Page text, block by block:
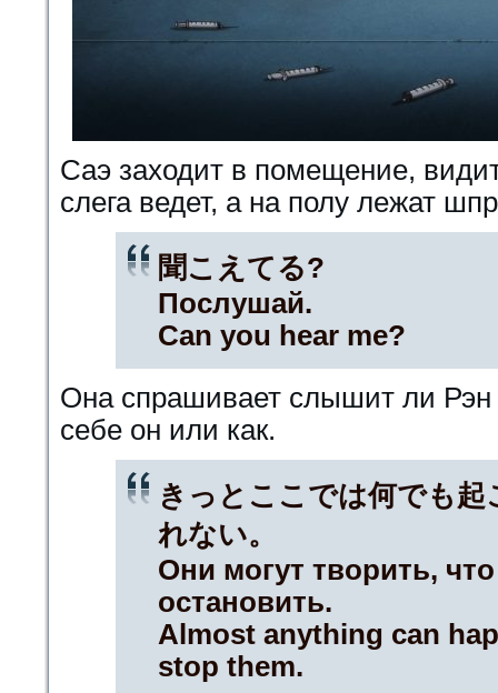
Саэ заходит в помещение,
слега ведет, а на полу лежат
聞こえてる?
Послушай.
Can you hear me?
Она спрашивает слышит ли Рэн
себе он или как.
きっとここでは何でも
れない。
Они могут творить,
остановить.
Almost anything can
stop them.